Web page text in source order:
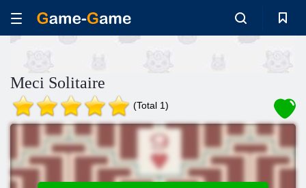
Meci Solitaire
(Total 1)